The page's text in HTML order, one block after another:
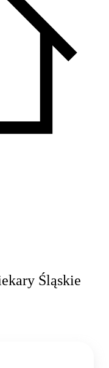
Śląskie